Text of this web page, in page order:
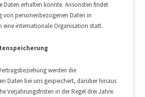
Daten erhalten könnte. Ansonsten findet
von personenbezogenen Daten in
eine internationale Organisation statt.
werden die
Daten bei uns gespeichert, darüber hinaus
Verjährungsfristen in der Regel drei Jahre.